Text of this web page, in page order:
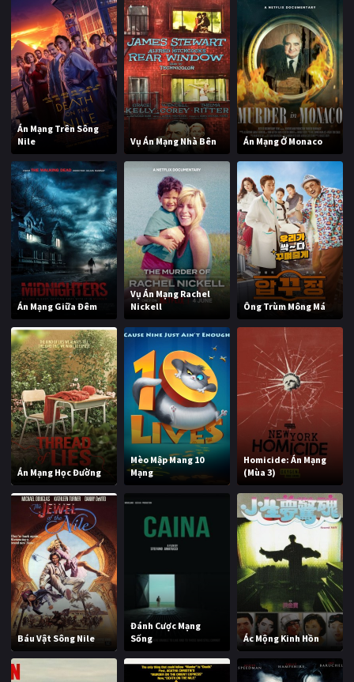
Án Mạng Trên Sông
Nile
Vụ Án Mạng Nhà Bên Án Mạng Ở Monaco
Án Mạng Giữa Đêm
Vụ Án Mạng Rachel
Nickell
Ông Trùm Mông Má
Án Mạng Học Đường
Mèo Mập Mang 10
Mạng
Homicide: Án Mạng
(Mùa 3)
Báu Vật Sông Nile
Đánh Cược Mạng
Sống
Ác Mộng Kinh Hồn